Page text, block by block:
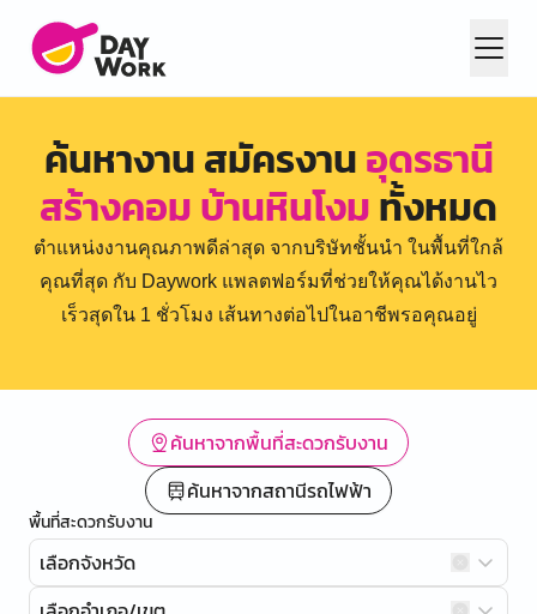
ค้นหางาน สมัครงานอุดรธานี
สร้างคอม บ้านหินโงมทั้งหมด
ตำแหน่งงานคุณภาพดีล่าสุด จากบริษัทชั้นนำ ในพื้นที่ใกล้
คุณที่สุด กับ Daywork แพลตฟอร์มที่ช่วยให้คุณได้งานไว
เร็วสุดใน 1 ชั่วโมง เส้นทางต่อไปในอาชีพรอคุณอยู่
ค้นหาจากพื้นที่สะดวกรับงาน
ค้นหาจากสถานีรถไฟฟ้า
พื้นที่สะดวกรับงาน
เลือกจังหวัด